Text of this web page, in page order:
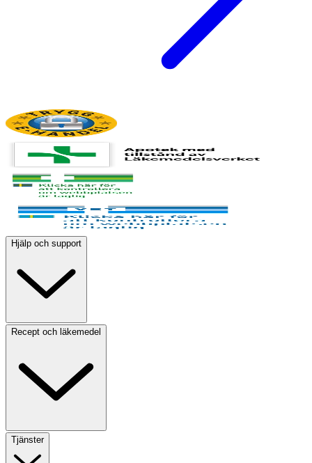
Hjälp och support
Recept och läkemedel
Tjänster